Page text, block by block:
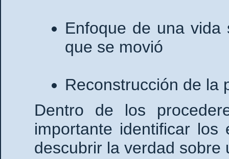
Enfoque de una
que se movió
Reconstrucción de la
Dentro de los
importante identificar
descubrir la verdad sobre